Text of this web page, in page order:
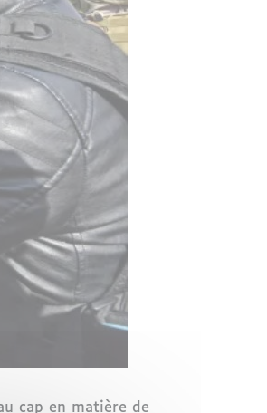
cap en matière de